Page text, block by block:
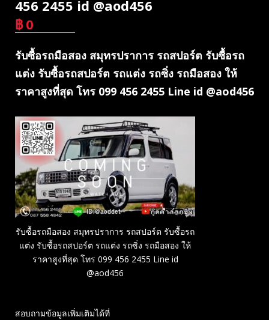
456 2455 id @aod456
฿ 0
รับซื้อรถมือสอง สมุทรปราการ รถสปอร์ต รับซื้อรถ
แต่ง รับซื้อรถสปอร์ต รถแต่ง รถซิ่ง รถมือสอง ให้
ราคาสูงที่สุด โทร 099 456 2455 Line id @aod456
รับซื้อรถมือสอง สมุทรปราการ รถสปอร์ต รับซื้อรถ
แต่ง รับซื้อรถสปอร์ต รถแต่ง รถซิ่ง รถมือสอง ให้
ราคาสูงที่สุด โทร 099 456 2455 Line id
@aod456
สอบถามข้อมูลเพิ่มเติมได้ที่